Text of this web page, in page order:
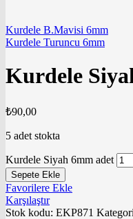
Kurdele B.Mavisi 6mm
Kurdele Turuncu 6mm
Kurdele
₺90,00
5 adet stokta
Kurdele Siyah 6mm adet
Sepete Ekle
Favorilere Ekle
Karşılaştır
Stok kodu: EKP871